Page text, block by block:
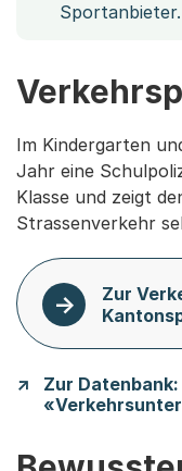
Sportanbieter.
Im Kindergarten
Jahr eine
Klasse und zeigt
Strassenverkehr
Zur
Zur